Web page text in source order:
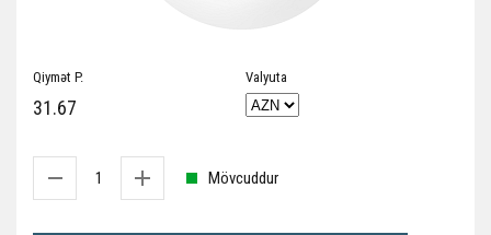
Qiymət P.
31.67
Valyuta
Mövcuddur